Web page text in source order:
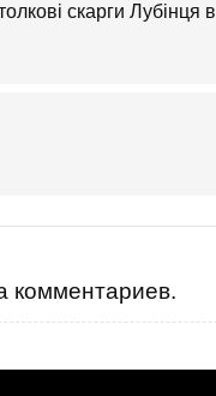
скарги Лубінця в
комментариев.